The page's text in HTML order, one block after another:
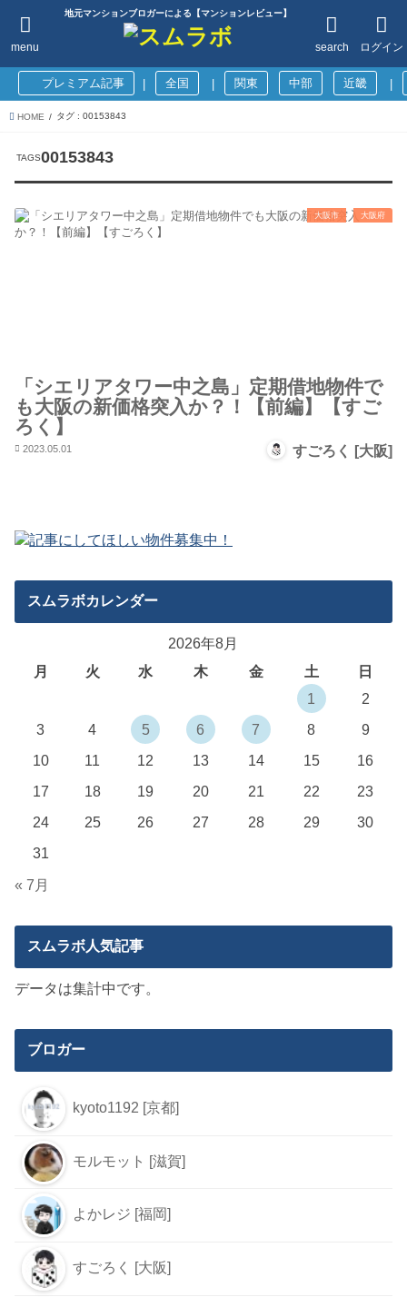
地元マンションブロガーによる【マンションレビュー】
ログイン
search
menu
プレミアム記事 全国 関東 中部 近畿
HOME タグ : 00153843
00153843
大阪市 大阪府
「シエリアタワー中之島」定期借地物件で
も大阪の新価格突入か？！【前編】【すご
ろく】
2023.05.01 すごろく [大阪]
スムラボカレンダー
2026年8月
月
火 水 木 金 土
日
1
2
3
4 5 6 7 8
9
10
11 12 13 14 15
16
17
18 19 20 21 22
23
24
25 26 27 28 29
30
31
« 7月
スムラボ人気記事
データは集計中です。
ブロガー
kyoto1192 [京都]
モルモット [滋賀]
よかレジ [福岡]
すごろく [大阪]